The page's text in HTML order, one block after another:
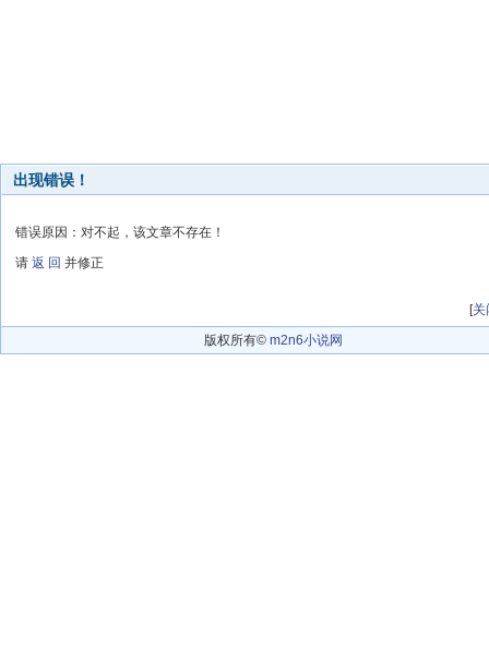
出现错误！
错误原因：对不起，该文章不存在！
请 返 回 并修正
[关
版权所有© m2n6小说网